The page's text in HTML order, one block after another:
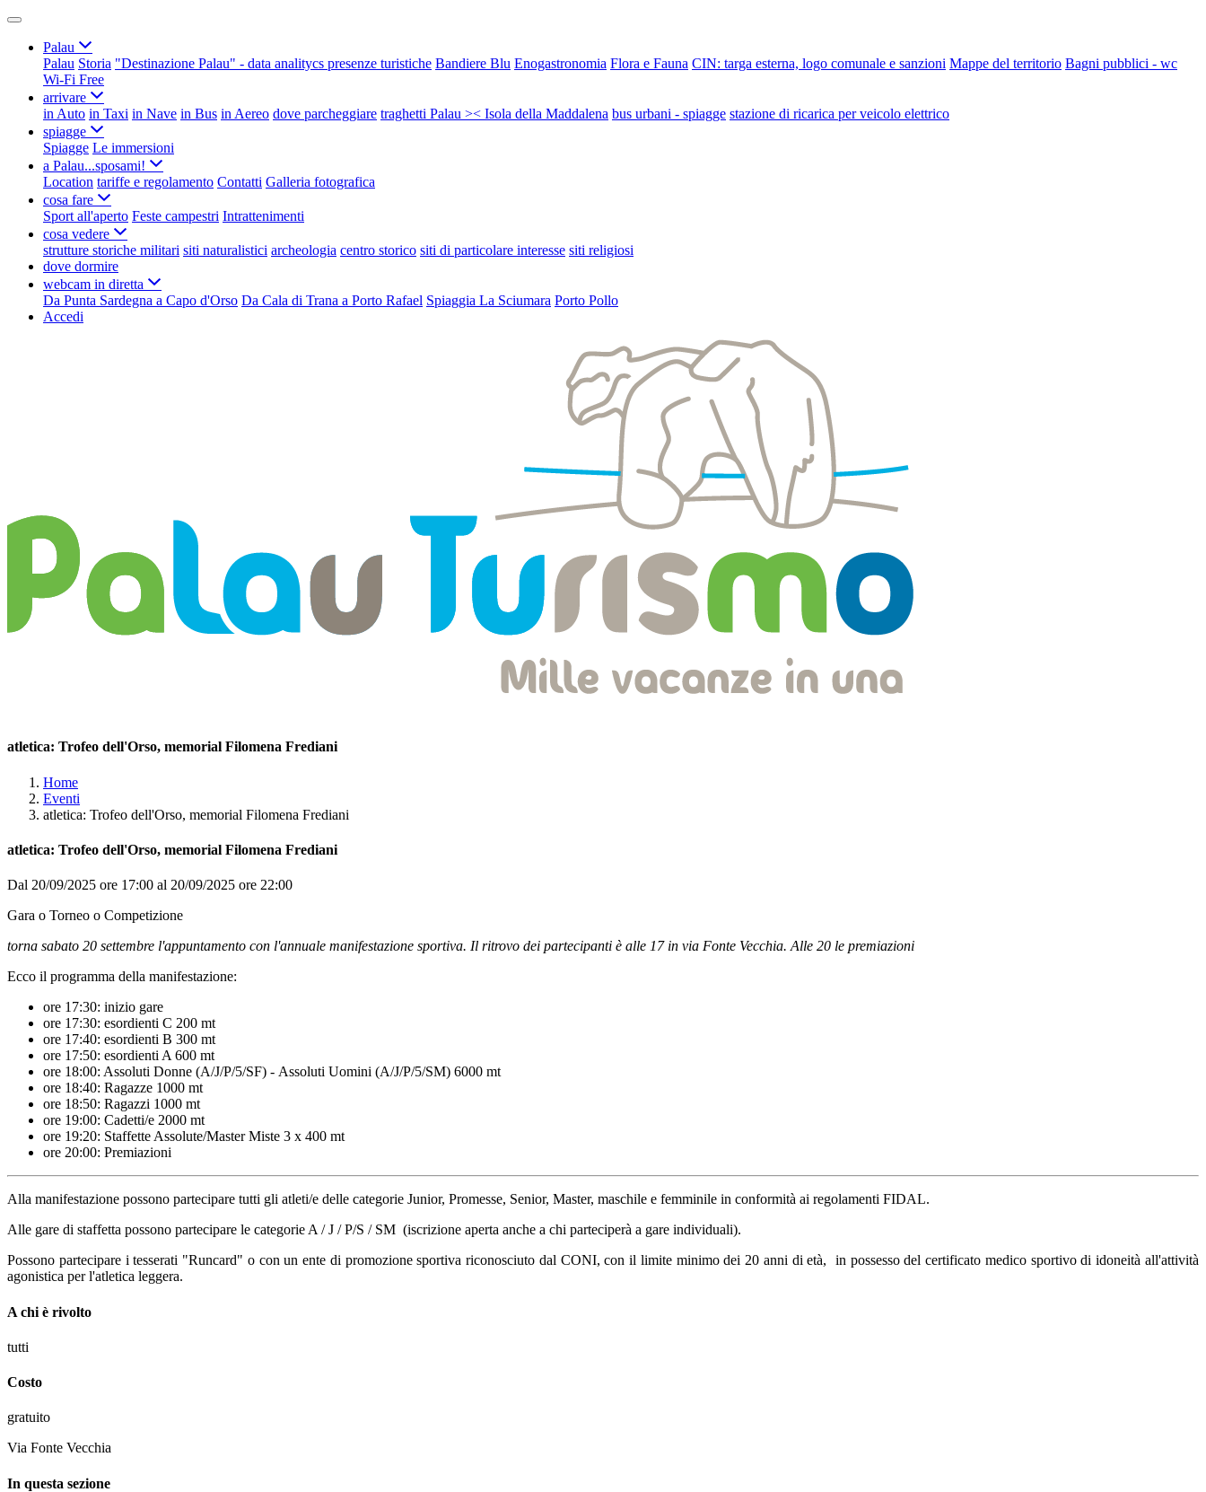
Palau
Palau Storia "Destinazione Palau" - data analitycs presenze turistiche Bandiere Blu Enogastronomia Flora e Fauna CIN: targa esterna, logo comunale e sanzioni Mappe del territorio Bagni pubblici - wc
Wi-Fi Free
arrivare
in Auto in Taxi in Nave in Bus in Aereo dove parcheggiare traghetti Palau >< Isola della Maddalena bus urbani - spiagge stazione di ricarica per veicolo elettrico
spiagge
Spiagge Le immersioni
a Palau...sposami!
Location tariffe e regolamento Contatti Galleria fotografica
cosa fare
Sport all'aperto Feste campestri Intrattenimenti
cosa vedere
strutture storiche militari siti naturalistici archeologia centro storico siti di particolare interesse siti religiosi
dove dormire
webcam in diretta
Da Punta Sardegna a Capo d'Orso Da Cala di Trana a Porto Rafael Spiaggia La Sciumara Porto Pollo
Accedi
atletica: Trofeo dell'Orso, memorial Filomena Frediani
Home
Eventi
atletica: Trofeo dell'Orso, memorial Filomena Frediani
atletica: Trofeo dell'Orso, memorial Filomena Frediani
Dal 20/09/2025 ore 17:00 al 20/09/2025 ore 22:00
Gara o Torneo o Competizione
torna sabato 20 settembre l'appuntamento con l'annuale manifestazione sportiva. Il ritrovo dei partecipanti è alle 17 in via Fonte Vecchia. Alle 20 le premiazioni
Ecco il programma della manifestazione:
ore 17:30: inizio gare
ore 17:30: esordienti C 200 mt
ore 17:40: esordienti B 300 mt
ore 17:50: esordienti A 600 mt
ore 18:00: Assoluti Donne (A/J/P/5/SF) - Assoluti Uomini (A/J/P/5/SM) 6000 mt
ore 18:40: Ragazze 1000 mt
ore 18:50: Ragazzi 1000 mt
ore 19:00: Cadetti/e 2000 mt
ore 19:20: Staffette Assolute/Master Miste 3 x 400 mt
ore 20:00: Premiazioni
Alla manifestazione possono partecipare tutti gli atleti/e delle categorie Junior, Promesse, Senior, Master, maschile e femminile in conformità ai regolamenti FIDAL.
Alle gare di staffetta possono partecipare le categorie A / J / P/S / SM (iscrizione aperta anche a chi parteciperà a gare individuali).
Possono partecipare i tesserati "Runcard" o con un ente di promozione sportiva riconosciuto dal CONI, con il limite minimo dei 20 anni di età, in possesso del certificato medico sportivo di idoneità all'attività
agonistica per l'atletica leggera.
A chi è rivolto
tutti
Costo
gratuito
Via Fonte Vecchia
In questa sezione